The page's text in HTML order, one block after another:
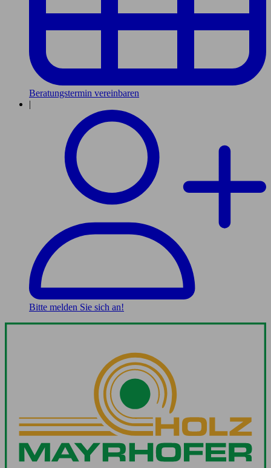
Beratungstermin vereinbaren
|
Bitte melden Sie sich an!